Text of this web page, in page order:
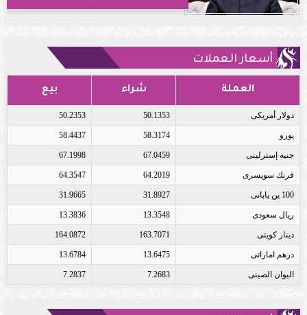
أسعار العملات
العملة شراء بيع
دولار أمريكى 50.1353
50.2353
يورو 58.3174
58.4437
جنيه إسترلينى 67.0459
67.1998
فرنك سويسرى 64.2019
64.3547
100 ين يابانى 31.8927
31.9665
ريال سعودى 13.3548
13.3836
دينار كويتى 163.7071
164.0872
درهم اماراتى 13.6475
13.6784
اليوان الصينى 7.2683
7.2837